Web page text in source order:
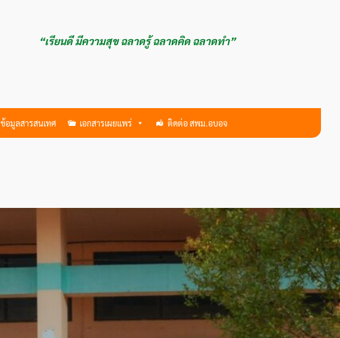
“เรียนดี มีความสุข ฉลาดรู้ ฉลาดคิด ฉลาดทำ”
ข้อมูลสารสนเทศ เอกสารเผยแพร่ ติดต่อ สพม.อบอจ